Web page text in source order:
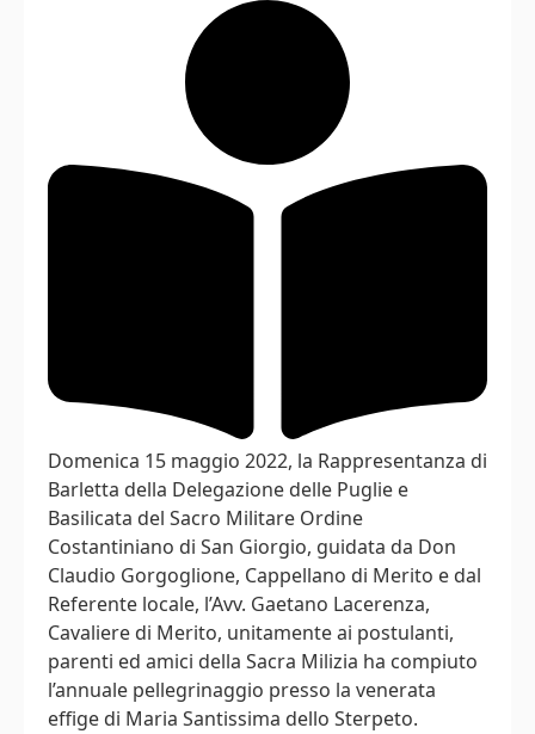
Domenica 15 maggio 2022, la Rappresentanza di
Barletta della Delegazione delle Puglie e
Basilicata del Sacro Militare Ordine
Costantiniano di San Giorgio, guidata da Don
Claudio Gorgoglione, Cappellano di Merito e dal
Referente locale, l’Avv. Gaetano Lacerenza,
Cavaliere di Merito, unitamente ai postulanti,
parenti ed amici della Sacra Milizia ha compiuto
l’annuale pellegrinaggio presso la venerata
effige di Maria Santissima dello Sterpeto.